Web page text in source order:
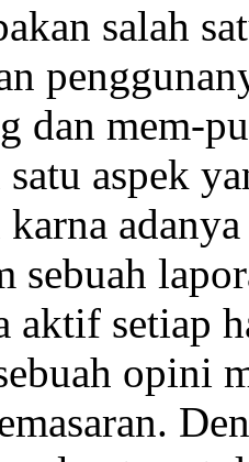
salah
dan mem-
aspek
sebuah
aktif setiap
opini